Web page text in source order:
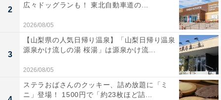
2
広々ドッグランも！ 東北自動車道の...
2026/08/05
3
【山梨県の人気日帰り温泉】「山梨日帰り温泉
源泉かけ流しの湯 桜湯」は源泉かけ流...
2026/08/05
ステラおばさんのクッキー、詰め放題に「ミ
ニ」登場！ 1500円で「約23枚ほど詰...